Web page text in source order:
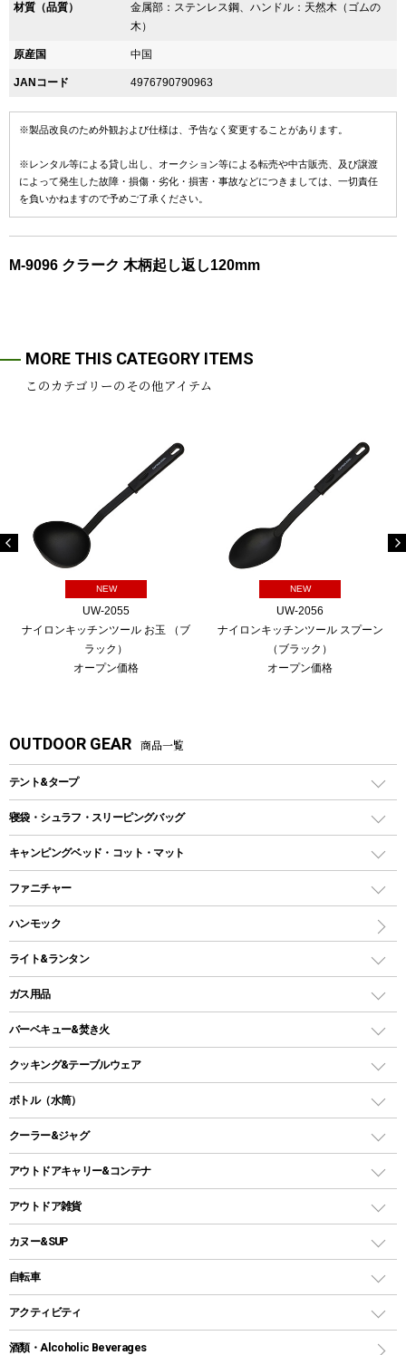
材質（品質）
金属部：ステンレス鋼、ハンドル：天然木（ゴムの
木）
原産国 中国
JANコード 4976790790963
※製品改良のため外観および仕様は、予告なく変更することがあります。
※レンタル等による貸し出し、オークション等による転売や中古販売、及び譲渡
によって発生した故障・損傷・劣化・損害・事故などにつきましては、一切責任
を負いかねますので予めご了承ください。
M-9096 クラーク 木柄起し返し120mm
MORE THIS CATEGORY ITEMS
このカテゴリーのその他アイテム
NEW
UW-2055
ナイロンキッチンツール お玉 （ブ
ラック）
オープン価格
NEW
UW-2056
ナイロンキッチンツール スプーン
（ブラック）
オープン価格
OUTDOOR GEAR 商品一覧
テント&タープ
テント
ツールームテント
ワンポールテント
シェルターテント
ロッジ型・オリジナルテント
タープ
スクエアタープ（レクタタープ）
メッシュタープ
自立式タープ
パラソル
テントアクセサリー
ペグ
グランドシート
ガイドロープ
ツール
寝袋・シュラフ・スリーピングバッグ
レクタングラー型（封筒型）シュラフ
インナーシュラフ
キャンピングベッド・コット・マット
キャンピングベッド・コット
インフレータブルマット
ファニチャー
アウトドアテーブル
レジャーシート
ハンモック
ライト&ランタン
LEDランタン
ガスランタン
オイルランタン
LEDライト
ヘッドライト
キャンドル
ガス用品
ガスバーナー
ガス缶
ガストーチ、ライター
バーベキュー&焚き火
バーベキューコンロ、グリル
焚き火台タイプ（ロースタイル）グリル
卓上タイプグリル
パーティータイプグリル
鉄板、アミ
焚き火台&ストーブ
火起こし
クッキング&テーブルウェア
ダッチオーブン
ホットサンドメーカー
クッカーセット
シェラカップ
クッキングツール
ナイフ
ボトル（水筒）
ステンレスボトル
コップ付きタイプ
ワンタッチタイプ
プラスチックボトル
ディズニーボトル
クーラー&ジャグ
クーラーボックス
クーラーバッグ
ウォータージャグ
保冷剤
アウトドアキャリー&コンテナ
アウトドアキャリー
アウトドア雑貨
バックパック&バッグ
リュック、バックパック
トートバッグ、サコッシュ
ショッピングキャリー
カヌー&SUP
インフレータブル
カヤック
自転車
折りたたみ自転車
スポーツサイクル
アクティビティ
マリン
酒類・Alcoholic Beverages